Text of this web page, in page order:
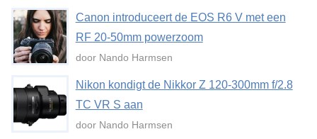
Canon introduceert de EOS R6 V met een
RF 20-50mm powerzoom
door Nando Harmsen
Nikon kondigt de Nikkor Z 120-300mm f/2.8
TC VR S aan
door Nando Harmsen